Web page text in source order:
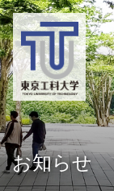
お知らせ